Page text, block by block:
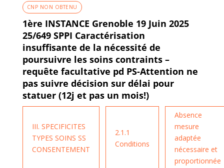
CNP NON OBTENU
1ère INSTANCE Grenoble 19 Juin 2025
25/649 SPPI Caractérisation
insuffisante de la nécessité de
poursuivre les soins contraints –
requête facultative pd PS-Attention ne
pas suivre décision sur délai pour
statuer (12j et pas un mois!)
III. SPECIFICITES
TYPES SOINS SS
CONSENTEMENT
2.1.1
Conditions
Absence
mesure
adaptée
nécessaire et
proportionnée